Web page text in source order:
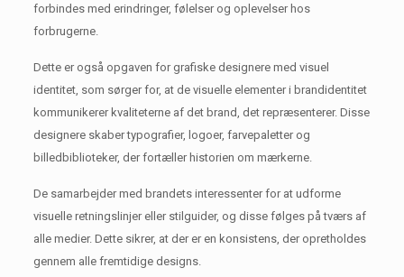
forbindes med erindringer, følelser og oplevelser hos
forbrugerne.
Dette er også opgaven for grafiske designere med visuel
identitet, som sørger for, at de visuelle elementer i brandidentitet
kommunikerer kvaliteterne af det brand, det repræsenterer. Disse
designere skaber typografier, logoer, farvepaletter og
billedbiblioteker, der fortæller historien om mærkerne.
De samarbejder med brandets interessenter for at udforme
visuelle retningslinjer eller stilguider, og disse følges på tværs af
alle medier. Dette sikrer, at der er en konsistens, der opretholdes
gennem alle fremtidige designs.